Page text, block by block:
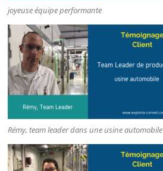
joyeuse équipe performante
Rémy, team leader dans une usine automobile